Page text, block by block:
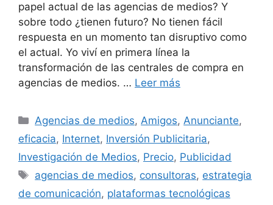
papel actual de las agencias de medios? Y
sobre todo ¿tienen futuro? No tienen fácil
respuesta en un momento tan disruptivo como
el actual. Yo viví en primera línea la
transformación de las centrales de compra en
agencias de medios. … Leer más
Categorías
Agencias de medios,Amigos,Anunciante,
eficacia, Internet, Inversión Publicitaria,
Investigación de Medios, Precio, Publicidad
Etiquetas
agencias de medios, consultoras, estrategia
de comunicación, plataformas tecnológicas